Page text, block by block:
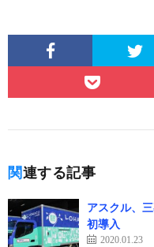
関連する記事
アスクル、
初導入
2020.01.23